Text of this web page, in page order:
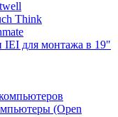
Think
IEI для монтажа в 19"
(Open